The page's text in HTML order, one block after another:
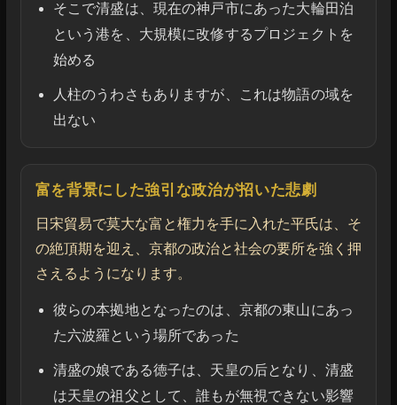
そこで清盛は、現在の神戸市にあった大輪田泊
という港を、大規模に改修するプロジェクトを
始める
人柱のうわさもありますが、これは物語の域を
出ない
富を背景にした強引な政治が招いた悲劇
日宋貿易で莫大な富と権力を手に入れた平氏は、そ
の絶頂期を迎え、京都の政治と社会の要所を強く押
さえるようになります。
彼らの本拠地となったのは、京都の東山にあっ
た六波羅という場所であった
清盛の娘である徳子は、天皇の后となり、清盛
は天皇の祖父として、誰もが無視できない影響